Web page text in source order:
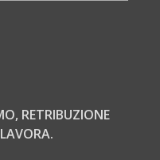
RETRIBUZIONE